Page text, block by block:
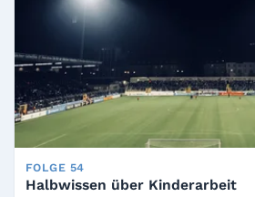
FOLGE 54
Halbwissen über Kinderarbeit